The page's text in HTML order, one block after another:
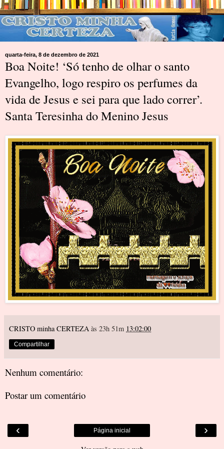
quarta-feira, 8 de dezembro de 2021
Boa Noite! ‘Só tenho de olhar o santo
Evangelho, logo respiro os perfumes da
vida de Jesus e sei para que lado correr’.
Santa Teresinha do Menino Jesus
CRISTO minha CERTEZA às 23h 51m 13:02:00
Compartilhar
Nenhum comentário:
Postar um comentário
‹ ›
Página inicial